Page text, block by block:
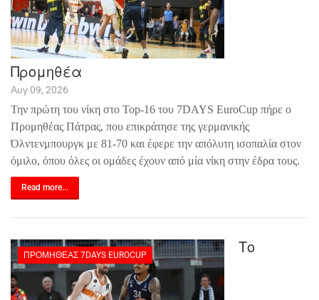
Προμηθέα
Αυγ 09, 2026
Την πρώτη του νίκη στο Top-16 του 7DAYS EuroCup πήρε ο
Προμηθέας Πάτρας, που επικράτησε της γερμανικής
Όλντενμπουργκ με 81-70 και έφερε την απόλυτη ισοπαλία στον
όμιλο, όπου όλες οι ομάδες έχουν από μία νίκη στην έδρα τους.
Read more...
ΠΡΟΜΗΘΈΑΣ 7DAYS EUROCUP Το